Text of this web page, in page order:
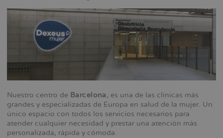
Nuestro centro de Barcelona, es una de las clínicas más
grandes y especializadas de Europa en salud de la mujer. Un
único espacio con todos los servicios necesarios para
atender cualquier necesidad y prestar una atención más
personalizada, rápida y cómoda.